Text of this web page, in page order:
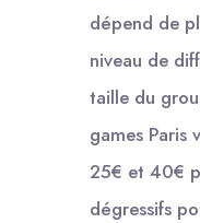
dépend de
niveau de
taille du
games Paris
25€ et 40€
dégressifs